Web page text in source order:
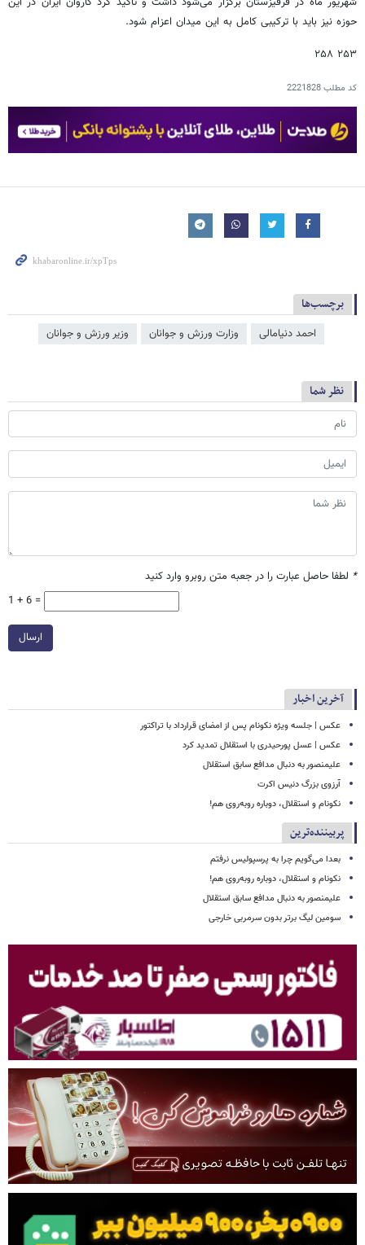
حوزه نیز باید با ترکیبی کامل به این میدان اعزام شود.
۲۵۳ ۲۵۸
کد مطلب2221828
برچسب‌ها
احمد دنیامالی وزارت ورزش و جوانان وزیر ورزش و جوانان
نظر شما
* لطفا حاصل عبارت را در جعبه متن روبرو وارد کنید
1 + 6 =
ارسال
آخرین اخبار
عکس | جلسه ویژه نکونام پس از امضای قرارداد با تراکتور
عکس | عسل پورحیدری با استقلال تمدید کرد
علیمنصور به دنبال مدافع سابق استقلال
آرزوی بزرگ دنیس اکرت
نکونام و استقلال، دوباره روبه‌روی هم!
پربیننده‌ترین
بعدا می‌گویم چرا به پرسپولیس نرفتم
نکونام و استقلال، دوباره روبه‌روی هم!
علیمنصور به دنبال مدافع سابق استقلال
سومین لیگ برتر بدون سرمربی خارجی